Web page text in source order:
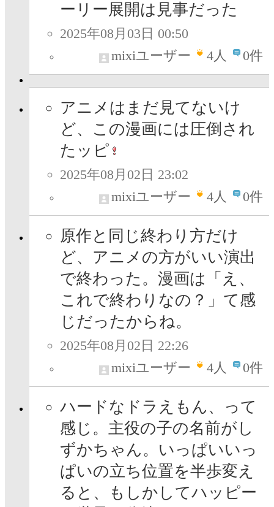
ーリー展開は見事だった
2025年08月03日 00:50
mixiユーザー
4人 0件
アニメはまだ見てないけ
ど、この漫画には圧倒され
たッピ
2025年08月02日 23:02
mixiユーザー
4人 0件
原作と同じ終わり方だけ
ど、アニメの方がいい演出
で終わった。漫画は「え、
これで終わりなの？」て感
じだったからね。
2025年08月02日 22:26
mixiユーザー
4人 0件
ハードなドラえもん、って
感じ。主役の子の名前がし
ずかちゃん。いっぱいいっ
ぱいの立ち位置を半歩変え
ると、もしかしてハッピー